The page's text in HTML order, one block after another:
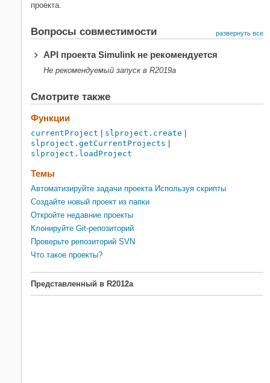
проекта.
Вопросы совместимости развернуть все
API проектаSimulink не рекомендуется
Не рекомендуемый запуск в R2019a
Смотрите также
Функции
currentProject slproject.create
slproject.getCurrentProjects
slproject.loadProject
Темы
Автоматизируйте задачи проекта Используя скрипты
Создайте новый проект из папки
Откройте недавние проекты
Клонируйте Git-репозиторий
Проверьте репозиторий SVN
Что такое проекты?
Представленный в R2012a